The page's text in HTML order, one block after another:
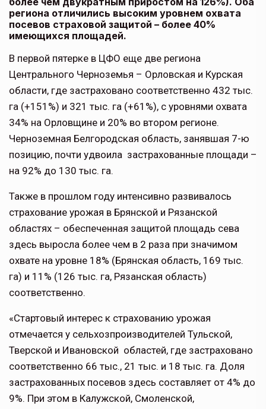
региона отличились высоким уровнем охвата
посевов страховой защитой – более 40%
имеющихся площадей.
В первой пятерке в ЦФО еще две региона
Центрального Черноземья – Орловская и Курская
области, где застраховано соответственно 432 тыс.
га (+151%) и 321 тыс. га (+61%), с уровнями охвата
34% на Орловщине и 20% во втором регионе.
Черноземная Белгородская область, занявшая 7-ю
позицию, почти удвоила застрахованные площади –
на 92% до 130 тыс. га.
Также в прошлом году интенсивно развивалось
страхование урожая в Брянской и Рязанской
областях – обеспеченная защитой площадь сева
здесь выросла более чем в 2 раза при значимом
охвате на уровне 18% (Брянская область, 169 тыс.
га) и 11% (126 тыс. га, Рязанская область)
соответственно.
«Стартовый интерес к страхованию урожая
отмечается у сельхозпроизводителей Тульской,
Тверской и Ивановской областей, где застраховано
соответственно 66 тыс., 21 тыс. и 18 тыс. га. Доля
застрахованных посевов здесь составляет от 4% до
9%. При этом в Калужской, Смоленской,